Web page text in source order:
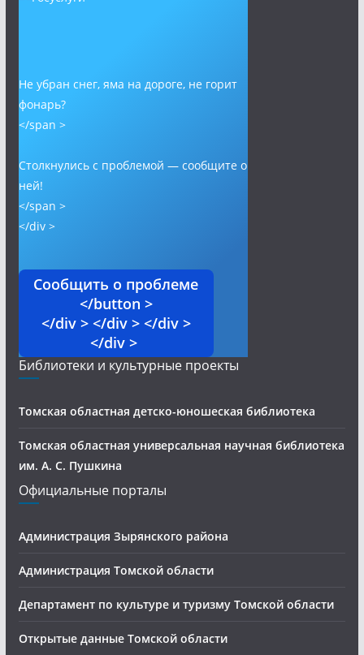
Не убран снег, яма на дороге, не горит
фонарь?
</span >
Столкнулись с проблемой — сообщите о
ней!
</span >
</div >
Сообщить о проблеме
</button >
</div > </div > </div >
</div >
Библиотеки и культурные проекты
Томская областная детско-юношеская библиотека
Томская областная универсальная научная библиотека
им. А. С. Пушкина
Официальные порталы
Администрация Зырянского района
Администрация Томской области
Департамент по культуре и туризму Томской области
Открытые данные Томской области